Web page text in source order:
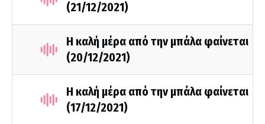
(21/12/2021)
Η καλή μέρα από την μπάλα φαίνεται
(20/12/2021)
Η καλή μέρα από την μπάλα φαίνεται
(17/12/2021)